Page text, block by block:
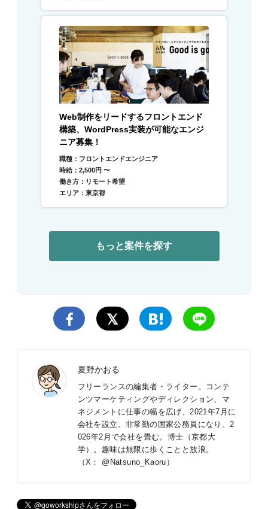
Web制作をリードするフロントエンド
構築、WordPress実装が可能なエンジ
ニア募集！
職種：フロントエンドエンジニア
時給：2,500円 〜
働き方：リモート希望
エリア：東京都
もっと案件を探す
夏野かおる
フリーランスの編集者・ライター。コンテ
ンツマーケティングやディレクション、マ
ネジメントに仕事の幅を広げ、2021年7月に
会社を設立。非常勤の国家公務員になり、2
026年2月で会社を畳む。博士（京都大
学）。趣味は無限に歩くことと放浪。
（X： @Natsuno_Kaoru ）